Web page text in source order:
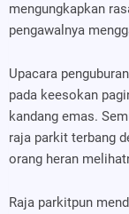
mengungkapkan
pengawalnya
Upacara
pada keesokan
kandang emas.
raja parkit terbang
orang heran
Raja parkitpun